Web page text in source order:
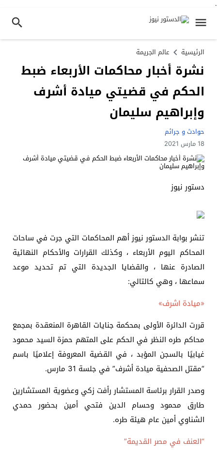
.
الرئيسية عالم الجريمة
نشرة أخبار محاكمات الأربعاء ضبط
الحكم في قضيتي ميادة أشرف
وإبراهيم سليمان
حوادث و جرائم
18 مارس 2021
دستور نيوز
تنشر بوابة الدستور نيوز أهم المحاكمات التي جرت في ساحات
المحاكم اليوم الأربعاء ، وكذلك القرارات والأحكام النهائية
الصادرة عنها ، والقضايا الجديدة التي تم تحديد موعد
سماعها ، وهي كالتالي:
«ميادة اشرف»
قررت الدائرة الأولى بمحكمة جنايات القاهرة المنعقدة بمجمع
محاكم طره النظر في الحكم على المتهم حمزة السيد محمود
غيابيًا بالسجن المؤبد ، في القضية المعروفة إعلاميًا باسم
“مقتل الصحفية ميادة أشرف” في جلسة 31 مارس.
وصدر القرار برئاسة المستشار رأفت زكي وعضوية المستشارين
طارق محمود وحسام الدين فتحي أمين بحضور حمدي
الشناوي أمين عام هيئة طره.
“العنف في مصر القديمة”